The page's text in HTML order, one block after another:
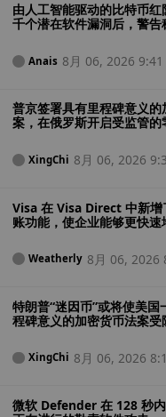
由人工智能驱动的比特币红
千个潜在软件漏洞后，警告
Anais 8月 06, 2026 9:41
普京签署具有里程碑意义的
案，在俄罗斯开启受监管的
XingChi 8月 06, 2026
Visa 在 Visa Direct 中新增
账功能，使企业能够更快速
Weatherly 8月 06, 2026
特朗普“迷因币”或将使美国
程碑意义的加密货币法案受
XingChi 8月 06, 2026
微软 Defender 在 128 秒